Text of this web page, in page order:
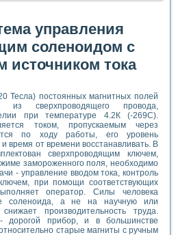
управления
соленоидом с
источником тока
Тесла) постоянных магнитных полей
из сверхпроводящего провода,
при температуре 4.2К (-269С).
током, пропускаемым через
по ходу работы, его уровень
время от времени восстанавливать. В
сверхпроводящим ключем,
замороженного поля, необходимо
- управление вводом тока, контроль
при помощи соответствующих
оператор. Силы человека
соленоида, а не на научную или
производительность труда.
дорогой прибор, и в большинстве
старые магниты с ручным